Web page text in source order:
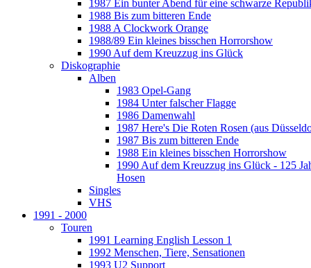
1987 Ein bunter Abend für eine schwarze
1988 Bis zum bitteren Ende
1988 A Clockwork Orange
1988/89 Ein kleines bisschen Horrorshow
1990 Auf dem Kreuzzug ins Glück
Diskographie
Alben
1983 Opel-Gang
1984 Unter falscher Flagge
1986 Damenwahl
1987 Here's Die Roten Rosen (aus
1987 Bis zum bitteren Ende
1988 Ein kleines bisschen Horrorshow
1990 Auf dem Kreuzzug ins Glück - 125
Hosen
Singles
VHS
1991 - 2000
Touren
1991 Learning English Lesson 1
1992 Menschen, Tiere, Sensationen
1993 U2 Support